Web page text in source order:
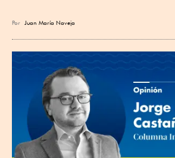
Por Juan María Naveja